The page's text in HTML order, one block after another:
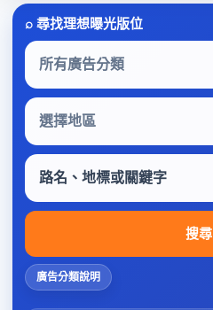
所有廣告分類
選擇地區
搜尋
廣告分類說明